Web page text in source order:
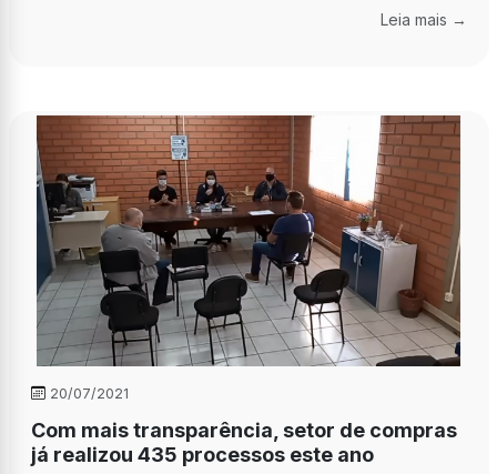
Leia mais →
20/07/2021
Com mais transparência, setor de compras
já realizou 435 processos este ano